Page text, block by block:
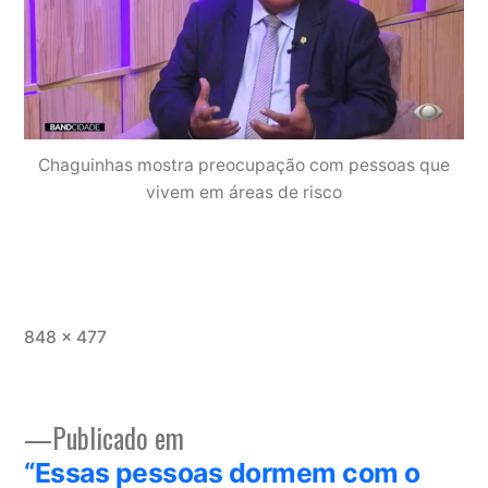
Chaguinhas mostra preocupação com pessoas que
vivem em áreas de risco
Tamanho
848 × 477
Navegação
Publicado em
“Essas pessoas dormem com o